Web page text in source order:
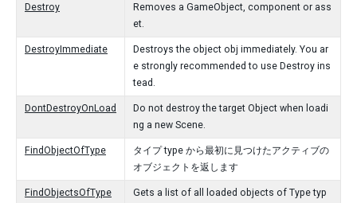
Destroy
Removes a GameObject, component or ass
et.
DestroyImmediate
Destroys the object obj immediately. You ar
e strongly recommended to use Destroy ins
tead.
DontDestroyOnLoad
Do not destroy the target Object when loadi
ng a new Scene.
FindObjectOfType
タイプ type から最初に見つけたアクティブの
オブジェクトを返します
FindObjectsOfType
Gets a list of all loaded objects of Type typ